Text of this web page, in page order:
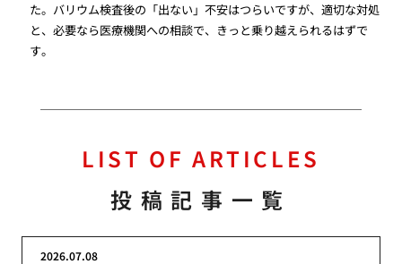
た。バリウム検査後の「出ない」不安はつらいですが、適切な対処
と、必要なら医療機関への相談で、きっと乗り越えられるはずで
す。
LIST OF ARTICLES
投稿記事一覧
2026.07.08